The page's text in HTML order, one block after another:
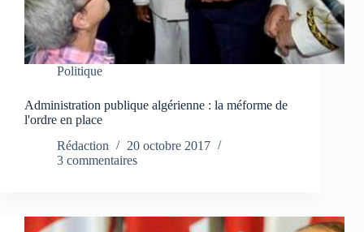
Politique
Administration publique algérienne : la méforme de
l'ordre en place
Rédaction
20 octobre 2017
3 commentaires